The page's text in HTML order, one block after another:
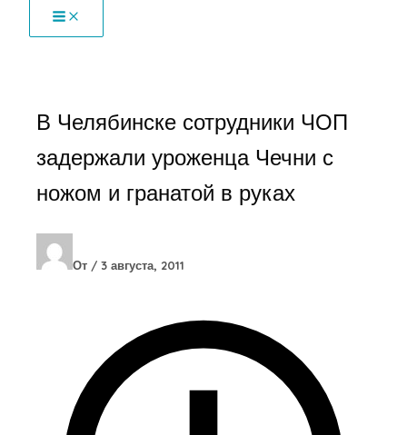
В Челябинске сотрудники ЧОП
задержали уроженца Чечни с
ножом и гранатой в руках
От / 3 августа, 2011